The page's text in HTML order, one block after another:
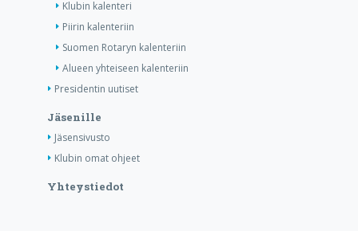
Klubin kalenteri
Piirin kalenteriin
Suomen Rotaryn kalenteriin
Alueen yhteiseen kalenteriin
Presidentin uutiset
Jäsenille
Jäsensivusto
Klubin omat ohjeet
Yhteystiedot